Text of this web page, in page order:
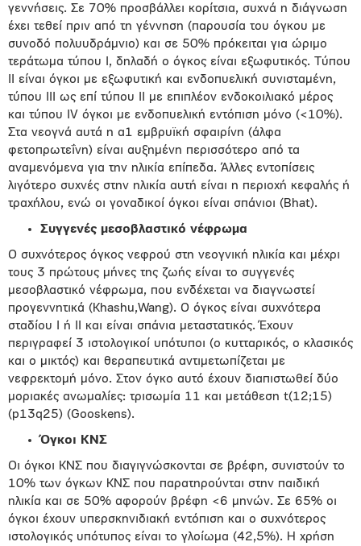
γεννήσεις. Σε 70% προσβάλλει κορίτσια, συχνά η διάγνωση
έχει τεθεί πριν από τη γέννηση (παρουσία του όγκου με
συνοδό πολυυδράμνιο) και σε 50% πρόκειται για ώριμο
τεράτωμα τύπου Ι, δηλαδή ο όγκος είναι εξωφυτικός. Τύπου
ΙΙ είναι όγκοι με εξωφυτική και ενδοπυελική συνισταμένη,
τύπου ΙΙΙ ως επί τύπου ΙΙ με επιπλέον ενδοκοιλιακό μέρος
και τύπου ΙV όγκοι με ενδοπυελική εντόπιση μόνο (<10%).
Στα νεογνά αυτά η α1 εμβρυϊκή σφαιρίνη (άλφα
φετοπρωτεΐνη) είναι αυξημένη περισσότερο από τα
αναμενόμενα για την ηλικία επίπεδα. Άλλες εντοπίσεις
λιγότερο συχνές στην ηλικία αυτή είναι η περιοχή κεφαλής ή
τραχήλου, ενώ οι γοναδικοί όγκοι είναι σπάνιοι (Bhat).
Συγγενές μεσοβλαστικό νέφρωμα
Ο συχνότερος όγκος νεφρού στη νεογνική ηλικία και μέχρι
τους 3 πρώτους μήνες της ζωής είναι το συγγενές
μεσοβλαστικό νέφρωμα, που ενδέχεται να διαγνωστεί
προγεννητικά (Khashu,Wang). Ο όγκος είναι συχνότερα
σταδίου Ι ή ΙΙ και είναι σπάνια μεταστατικός. Έχουν
περιγραφεί 3 ιστολογικοί υπότυποι (ο κυτταρικός, ο κλασικός
και ο μικτός) και θεραπευτικά αντιμετωπίζεται με
νεφρεκτομή μόνο. Στον όγκο αυτό έχουν διαπιστωθεί δύο
μοριακές ανωμαλίες: τρισωμία 11 και μετάθεση t(12;15)
(p13q25) (Gooskens).
Όγκοι ΚΝΣ
Οι όγκοι ΚΝΣ που διαγιγνώσκονται σε βρέφη, συνιστούν το
10% των όγκων ΚΝΣ που παρατηρούνται στην παιδική
ηλικία και σε 50% αφορούν βρέφη <6 μηνών. Σε 65% οι
όγκοι έχουν υπερσκηνιδιακή εντόπιση και ο συχνότερος
ιστολογικός υπότυπος είναι το γλοίωμα (42,5%). Η χρήση